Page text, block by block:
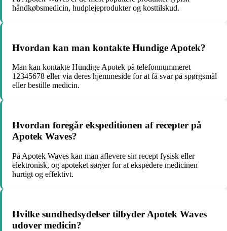
håndkøbsmedicin, hudplejeprodukter og kosttilskud.
Hvordan kan man kontakte Hundige Apotek?
Man kan kontakte Hundige Apotek på telefonnummeret
12345678 eller via deres hjemmeside for at få svar på spørgsmål
eller bestille medicin.
Hvordan foregår ekspeditionen af recepter på
Apotek Waves?
På Apotek Waves kan man aflevere sin recept fysisk eller
elektronisk, og apoteket sørger for at ekspedere medicinen
hurtigt og effektivt.
Hvilke sundhedsydelser tilbyder Apotek Waves
udover medicin?